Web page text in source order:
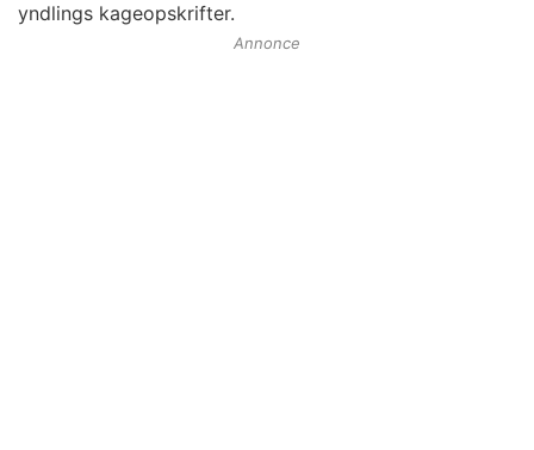
yndlings kageopskrifter.
Annonce